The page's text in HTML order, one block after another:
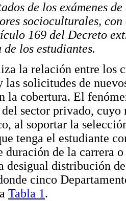
de los exámenes
socioculturales,
169 del Decreto
los estudiantes.
la relación entre los
las solicitudes de
la cobertura. El
sector privado,
al soportar la
tenga el estudiante
duración de la carrera
desigual distribución
cinco
Tabla 1.